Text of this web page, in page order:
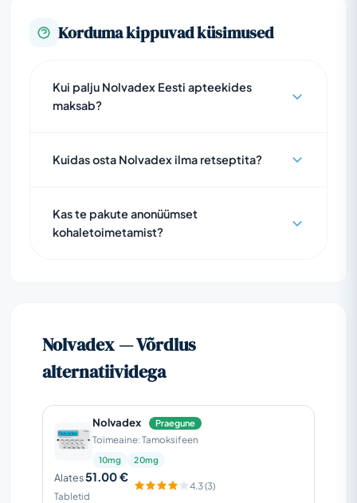
Korduma kippuvad küsimused
Kui palju Nolvadex Eesti apteekides
maksab?
Kuidas osta Nolvadex ilma retseptita?
Kas te pakute anonüümset
kohaletoimetamist?
Nolvadex — Võrdlus
alternatiividega
Nolvadex Praegune
Toimeaine: Tamoksifeen
10mg 20mg
Alates51.00 €
Tabletid
4.3 (3)